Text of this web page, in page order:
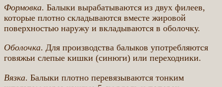
Формовка. Балыки вырабатываются из двух филеев,
которые плотно складываются вместе жировой
поверхностью наружу и вкладываются в оболочку.
Оболочка. Для производства балыков употребляются
говяжьи слепые кишки (синюги) или переходники.
Вязка. Балыки плотно перевязываются тонким